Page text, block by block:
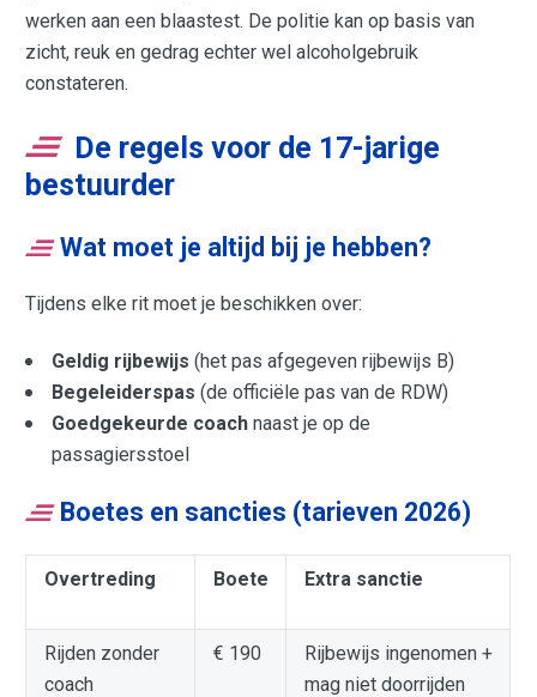
werken aan een blaastest. De politie kan op basis van
zicht, reuk en gedrag echter wel alcoholgebruik
constateren.
De regels voor de 17-jarige
bestuurder
Wat moet je altijd bij je hebben?
Tijdens elke rit moet je beschikken over:
Geldig rijbewijs (het pas afgegeven rijbewijs B)
Begeleiderspas (de officiële pas van de RDW)
Goedgekeurde coach naast je op de
passagiersstoel
Boetes en sancties (tarieven 2026)
Overtreding Boete Extra sanctie
Rijden zonder
coach
€ 190
Rijbewijs ingenomen +
mag niet doorrijden